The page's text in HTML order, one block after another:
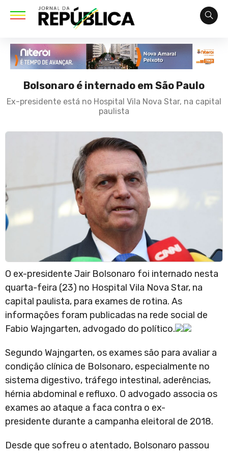
Bolsonaro é internado em São Paulo
Ex-presidente está no Hospital Vila Nova Star, na capital
paulista
O ex-presidente Jair Bolsonaro foi internado nesta
quarta-feira (23) no Hospital Vila Nova Star, na
capital paulista, para exames de rotina. As
informações foram publicadas na rede social de
Fabio Wajngarten, advogado do político.
Segundo Wajngarten, os exames são para avaliar a
condição clínica de Bolsonaro, especialmente no
sistema digestivo, tráfego intestinal, aderências,
hérnia abdominal e refluxo. O advogado associa os
exames ao ataque a faca contra o ex-
presidente durante a campanha eleitoral de 2018.
Desde que sofreu o atentado, Bolsonaro passou